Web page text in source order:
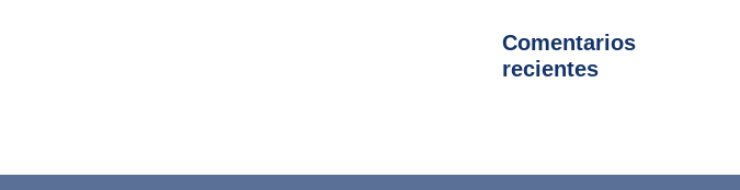
Comentarios
recientes